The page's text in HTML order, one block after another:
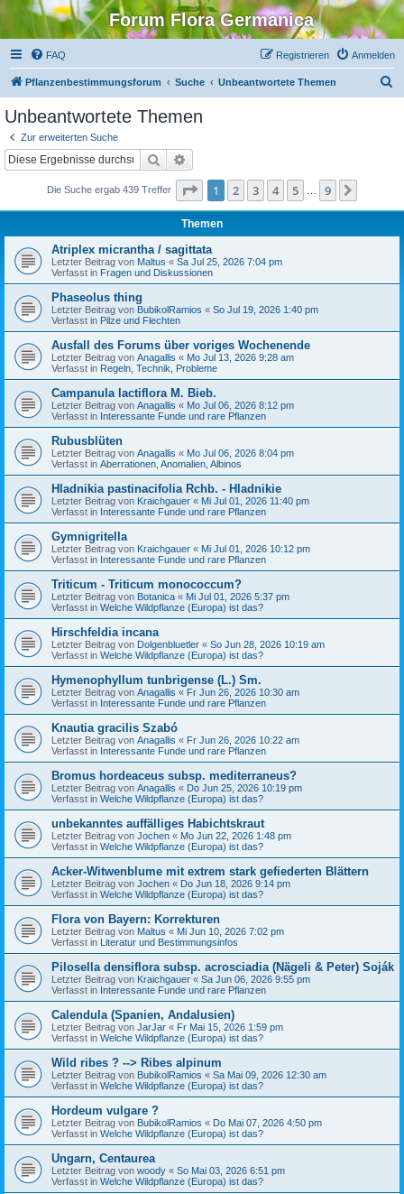
Forum Flora Germanica
FAQ Anmelden
Registrieren
Pflanzenbestimmungsforum Suche Unbeantwortete Themen
Unbeantwortete Themen
Zur erweiterten Suche
Suche
Die Suche ergab 439 Treffer Seite 1von
1 2 3 4 5 9
Themen
Atriplex micrantha / sagittata
Letzter Beitrag von Maltus « Sa Jul 25, 2026 7:04 pm
Verfasst in Fragen und Diskussionen
Phaseolus thing
Letzter Beitrag von BubikolRamios « So Jul 19, 2026 1:40 pm
Verfasst in Pilze und Flechten
Ausfall des Forums über voriges Wochenende
Letzter Beitrag von Anagallis « Mo Jul 13, 2026 9:28 am
Verfasst in Regeln, Technik, Probleme
Campanula lactiflora M. Bieb.
Letzter Beitrag von Anagallis « Mo Jul 06, 2026 8:12 pm
Verfasst in Interessante Funde und rare Pflanzen
Rubusblüten
Letzter Beitrag von Anagallis « Mo Jul 06, 2026 8:04 pm
Verfasst in Aberrationen, Anomalien, Albinos
Hladnikia pastinacifolia Rchb. - Hladnikie
Letzter Beitrag von Kraichgauer « Mi Jul 01, 2026 11:40 pm
Verfasst in Interessante Funde und rare Pflanzen
Gymnigritella
Letzter Beitrag von Kraichgauer « Mi Jul 01, 2026 10:12 pm
Verfasst in Interessante Funde und rare Pflanzen
Triticum - Triticum monococcum?
Letzter Beitrag von Botanica « Mi Jul 01, 2026 5:37 pm
Verfasst in Welche Wildpflanze (Europa) ist das?
Hirschfeldia incana
Letzter Beitrag von Dolgenbluetler « So Jun 28, 2026 10:19 am
Verfasst in Welche Wildpflanze (Europa) ist das?
Hymenophyllum tunbrigense (L.) Sm.
Letzter Beitrag von Anagallis « Fr Jun 26, 2026 10:30 am
Verfasst in Interessante Funde und rare Pflanzen
Knautia gracilis Szabó
Letzter Beitrag von Anagallis « Fr Jun 26, 2026 10:22 am
Verfasst in Interessante Funde und rare Pflanzen
Bromus hordeaceus subsp. mediterraneus?
Letzter Beitrag von Anagallis « Do Jun 25, 2026 10:19 pm
Verfasst in Welche Wildpflanze (Europa) ist das?
unbekanntes auffälliges Habichtskraut
Letzter Beitrag von Jochen « Mo Jun 22, 2026 1:48 pm
Verfasst in Welche Wildpflanze (Europa) ist das?
Acker-Witwenblume mit extrem stark gefiederten Blättern
Letzter Beitrag von Jochen « Do Jun 18, 2026 9:14 pm
Verfasst in Welche Wildpflanze (Europa) ist das?
Flora von Bayern: Korrekturen
Letzter Beitrag von Maltus « Mi Jun 10, 2026 7:02 pm
Verfasst in Literatur und Bestimmungsinfos
Pilosella densiflora subsp. acrosciadia (Nägeli & Peter) Soják
Letzter Beitrag von Kraichgauer « Sa Jun 06, 2026 9:55 pm
Verfasst in Interessante Funde und rare Pflanzen
Calendula (Spanien, Andalusien)
Letzter Beitrag von JarJar « Fr Mai 15, 2026 1:59 pm
Verfasst in Welche Wildpflanze (Europa) ist das?
Wild ribes ? --> Ribes alpinum
Letzter Beitrag von BubikolRamios « Sa Mai 09, 2026 12:30 am
Verfasst in Welche Wildpflanze (Europa) ist das?
Hordeum vulgare ?
Letzter Beitrag von BubikolRamios « Do Mai 07, 2026 4:50 pm
Verfasst in Welche Wildpflanze (Europa) ist das?
Ungarn, Centaurea
Letzter Beitrag von woody « So Mai 03, 2026 6:51 pm
Verfasst in Welche Wildpflanze (Europa) ist das?